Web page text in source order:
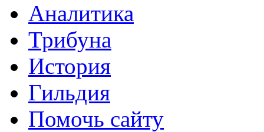
Аналитика
Трибуна
История
Гильдия
Помочь сайту